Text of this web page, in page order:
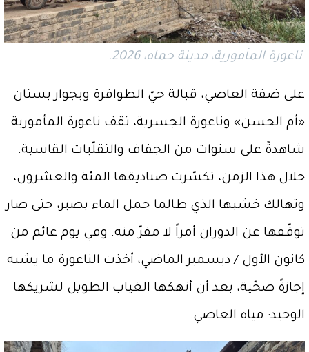
ناعورة المأمورية، مدينة حماه، 2026.
على ضفة العاصي، قبالة حيّ الطوافرة وبجوار بستان
«أم الحسن» وناعورة الجسرية، تقف ناعورة المأمورية
شاهدةً على سنوات من الجفاف والتقلّبات القاسية.
خلال هذا الزمن، تكسّرت صناديقها المئة والعشرون،
وتهالك خشبها الذي طالما حمل الماء بصبر، حتى صار
توقّفها عن الدوران أمراً لا مفرّ منه. وفي يوم غائم من
كانون الأول / ديسمبر الماضي، أخذت الناعورة ما يشبه
إجازةً صحّية، بعد أن أنهكها الغياب الطويل لشريكها
الوحيد: مياه العاصي.